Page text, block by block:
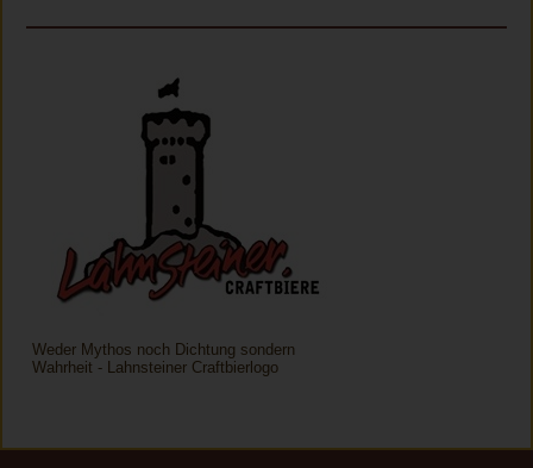
Weder Mythos noch Dichtung sondern
Wahrheit - Lahnsteiner Craftbierlogo